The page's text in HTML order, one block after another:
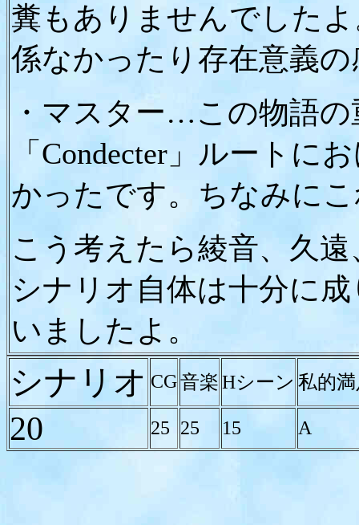
糞もありませんでした
係なかったり存在意義
・マスター…この物語
「Condecter」ルートに
かったです。ちなみに
こう考えたら綾音、久
シナリオ自体は十分に
いましたよ。
シナリオ CG音楽Hシーン 私的
20 25 25 15 A